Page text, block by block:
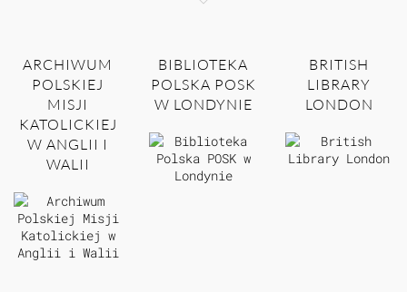
ARCHIWUM
POLSKIEJ
MISJI
KATOLICKIEJ
W ANGLII I
WALII
BIBLIOTEKA
POLSKA POSK
W LONDYNIE
BRITISH
LIBRARY
LONDON